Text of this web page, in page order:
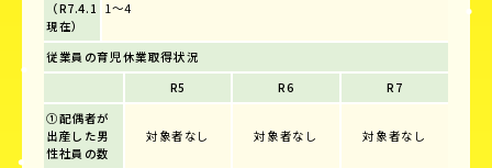
（R7.4.1
現在）
1～4
従業員の育児休業取得状況
R5
R6
R7
①配偶者が
出産した男
性社員の数
対象者なし 対象者なし 対象者なし